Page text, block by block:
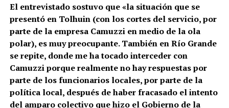
El entrevistado sostuvo que «la situación que se
presentó en Tolhuin (con los cortes del servicio, por
parte de la empresa Camuzzi en medio de la ola
polar), es muy preocupante. También en Río Grande
se repite, donde me ha tocado interceder con
Camuzzi porque realmente no hay respuestas por
parte de los funcionarios locales, por parte de la
política local, después de haber fracasado el intento
del amparo colectivo que hizo el Gobierno de la